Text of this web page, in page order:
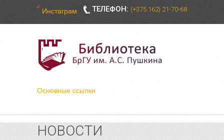
ТЕЛЕФОН: (+375 162) 21-70-68
Инстаграм
Основные ссылки
НОВОСТИ